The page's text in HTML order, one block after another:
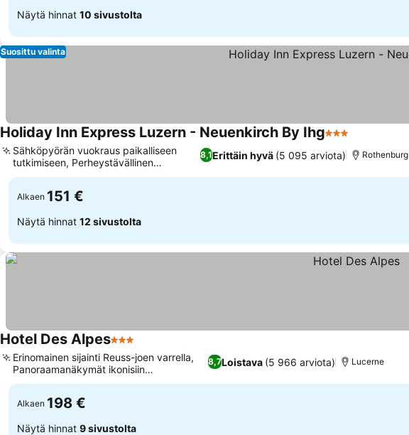
Näytä hinnat 10 sivustolta
Suosittu valinta
Holiday Inn Express Luzern - Neuenkirch By Ihg3 Tähtiluokitus
8,1Erittäin hyvä (5 095 arviota)
Sähköpyörän vuokraus paikalliseen
tutkimiseen, Perheystävällinen
ulkoleikkipaikka
Rothenburg
Alkaen 151 €
Näytä hinnat 12 sivustolta
Hotel Des Alpes3 Tähtiluokitus
8,7Loistava (5 966 arviota)
Erinomainen sijainti Reuss-joen varrella,
Panoraamanäkymät ikonisiin
maamerkkeihin
Lucerne
Alkaen 198 €
Näytä hinnat 9 sivustolta